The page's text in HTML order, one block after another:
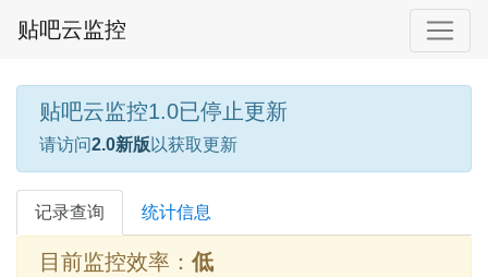
贴吧云监控
贴吧云监控1.0已停止更新
请访问2.0新版 以获取更新
记录查询 统计信息
目前监控效率： 低